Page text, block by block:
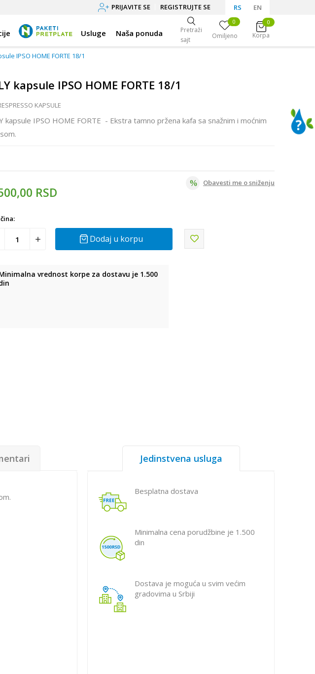
RS EN
PRIJAVITE SE REGISTRUJTE SE
Usluge Naša ponuda
Pretraži
sajt
Omiljeno
0
Korpa
0
IPSO HOME FORTE 18/1
kapsule IPSO HOME FORTE 18/1
KAPSULE
kapsule IPSO HOME FORTE - Ekstra tamno pržena kafa sa snažnim i moćnim
RSD
Obavesti me o sniženju
Dodaj u korpu
vrednost korpe za dostavu je 1.500
Jedinstvena usluga
Besplatna dostava
Minimalna cena porudžbine je 1.500
din
Dostava je moguća u svim većim
gradovima u Srbiji